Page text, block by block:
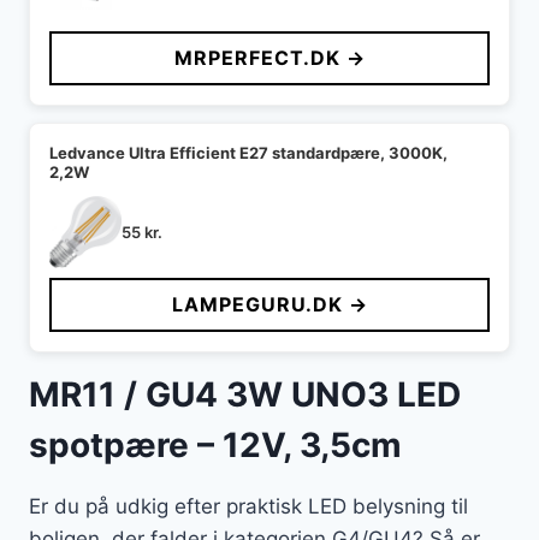
MRPERFECT.DK →
Ledvance Ultra Efficient E27 standardpære, 3000K,
2,2W
55kr.
LAMPEGURU.DK →
MR11 / GU4 3W UNO3 LED
spotpære – 12V, 3,5cm
Er du på udkig efter praktisk LED belysning til